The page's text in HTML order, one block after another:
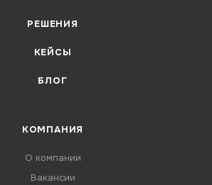
РЕШЕНИЯ
КЕЙСЫ
БЛОГ
КОМПАНИЯ
О компании
Вакансии